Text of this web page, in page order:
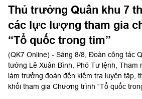
Thủ trưởng Quân khu 7
các lực lượng tham gia
“Tổ quốc trong tim”
(QK7 Online) - Sáng 8/8, Đoàn công tác
tướng Lê Xuân Bình, Phó Tư lệnh, Tham
làm trưởng đoàn đến kiểm tra luyện tập,
khối tham gia Chương trình “Tổ quốc